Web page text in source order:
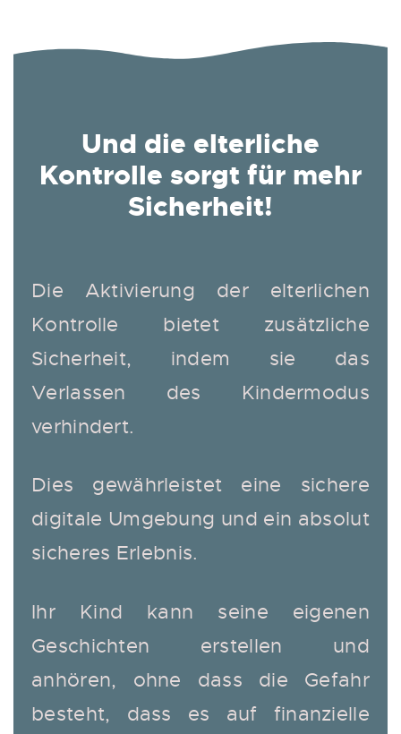
Und die elterliche
Kontrolle sorgt für mehr
Sicherheit!
Die Aktivierung der elterlichen
Kontrolle bietet zusätzliche
Sicherheit, indem sie das
Verlassen des Kindermodus
verhindert.
Dies gewährleistet eine sichere
digitale Umgebung und ein absolut
sicheres Erlebnis.
Ihr Kind kann seine eigenen
Geschichten erstellen und
anhören, ohne dass die Gefahr
besteht, dass es auf finanzielle